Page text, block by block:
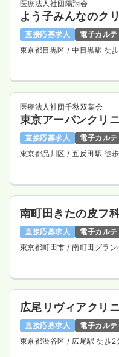
医療法人社団陽翔会
よう子みんなのク
直接応募求人
電子カルテ
東京都目黒区/ 中目黒駅 徒
医療法人社団千秋双葉会
東京アーバンクリ
直接応募求人
電子カルテ
東京都品川区/ 五反田駅 徒
南町田きたの皮フ
直接応募求人
電子カルテ
東京都町田市/ 南町田グラ
広尾リヴィアクリ
直接応募求人
電子カルテ
東京都渋谷区/ 広尾駅 徒歩2